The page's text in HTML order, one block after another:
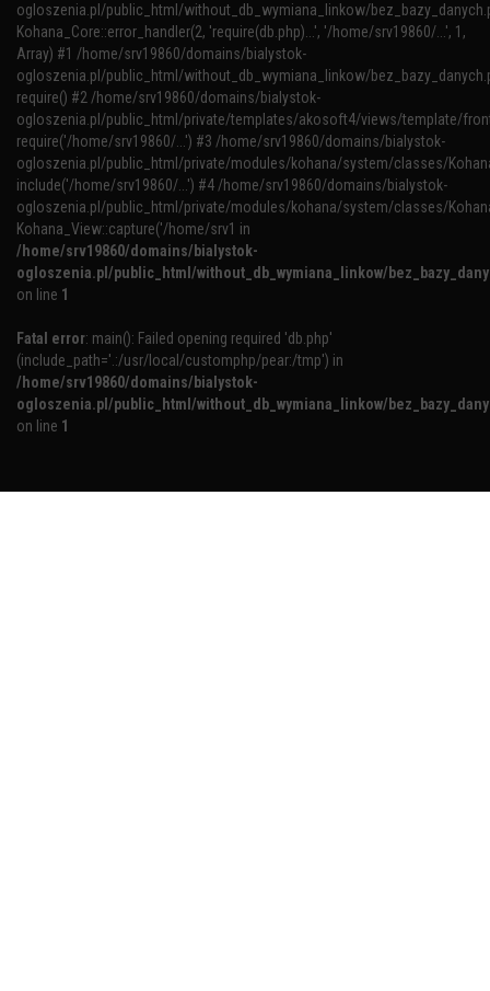
ogloszenia.pl/public_html/without_db_wymiana_linkow/
Kohana_Core::error_handler(2, 'require(db.php)...', '/home/srv19860/...', 1,
Array) #1 /home/srv19860/domains/bialystok-
ogloszenia.pl/public_html/without_db_wymiana_linkow/
require() #2 /home/srv19860/domains/bialystok-
ogloszenia.pl/public_html/private/templates/akosoft4/views/template/
require('/home/srv19860/...') #3 /home/srv19860/domains/bialystok-
ogloszenia.pl/public_html/private/modules/kohana/system/classes/
include('/home/srv19860/...') #4 /home/srv19860/domains/bialystok-
ogloszenia.pl/public_html/private/modules/kohana/system/classes/
Kohana_View::capture('/home/srv1 in
/home/srv19860/domains/bialystok-
ogloszenia.pl/public_html/without_db_wymiana_linkow/
on line 1
Fatal error: main(): Failed opening required 'db.php'
(include_path='.:/usr/local/customphp/pear:/tmp') in
/home/srv19860/domains/bialystok-
ogloszenia.pl/public_html/without_db_wymiana_linkow/
on line 1